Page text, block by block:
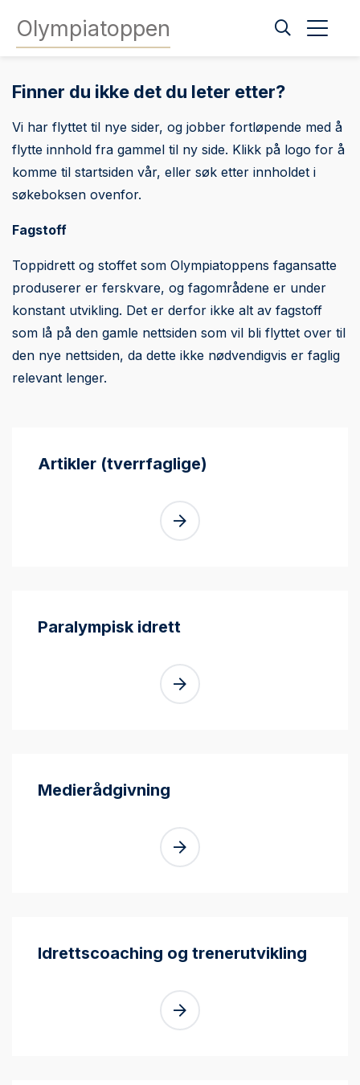
Olympiatoppen
Finner du ikke det du leter etter?
Vi har flyttet til nye sider, og jobber fortløpende med å
flytte innhold fra gammel til ny side. Klikk på logo for å
komme til startsiden vår, eller søk etter innholdet i
søkeboksen ovenfor.
Fagstoff
Toppidrett og stoffet som Olympiatoppens fagansatte
produserer er ferskvare, og fagområdene er under
konstant utvikling. Det er derfor ikke alt av fagstoff
som lå på den gamle nettsiden som vil bli flyttet over til
den nye nettsiden, da dette ikke nødvendigvis er faglig
relevant lenger.
Artikler (tverrfaglige)
Paralympisk idrett
Medierådgivning
Idrettscoaching og trenerutvikling